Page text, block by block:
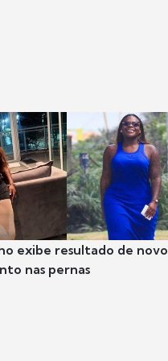
exibe resultado de novo
nas pernas